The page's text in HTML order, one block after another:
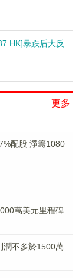
暴跌后大反
更多
配股 淨籌1080
萬美元里程碑
潤不多於1500萬